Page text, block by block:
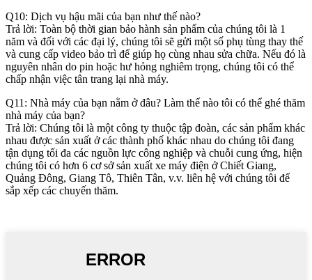
Q10: Dịch vụ hậu mãi của bạn như thế nào?
Trả lời: Toàn bộ thời gian bảo hành sản phẩm của chúng tôi là 1
năm và đối với các đại lý, chúng tôi sẽ gửi một số phụ tùng thay thế
và cung cấp video bảo trì để giúp họ cùng nhau sửa chữa. Nếu đó là
nguyên nhân do pin hoặc hư hỏng nghiêm trọng, chúng tôi có thể
chấp nhận việc tân trang lại nhà máy.
Q11: Nhà máy của bạn nằm ở đâu? Làm thế nào tôi có thể ghé thăm
nhà máy của bạn?
Trả lời: Chúng tôi là một công ty thuộc tập đoàn, các sản phẩm khác
nhau được sản xuất ở các thành phố khác nhau do chúng tôi đang
tận dụng tối đa các nguồn lực công nghiệp và chuỗi cung ứng, hiện
chúng tôi có hơn 6 cơ sở sản xuất xe máy điện ở Chiết Giang,
Quảng Đông, Giang Tô, Thiên Tân, v.v. liên hệ với chúng tôi để
sắp xếp các chuyến thăm.